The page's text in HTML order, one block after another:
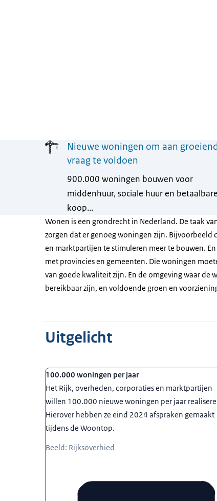
Nieuwe woningen om aan
vraag te voldoen
900.000 woningen bouwen voor
middenhuur, sociale huur en betaalbare
koop...
Wonen is een grondrecht in Nederland. De taak
zorgen dat er genoeg woningen zijn.
en marktpartijen te stimuleren meer te bouwen.
met provincies en gemeenten. Die woningen
van goede kwaliteit zijn. En de omgeving waar de
bereikbaar zijn, en voldoende groen en
Uitgelicht
100.000 woningen per jaar
Het Rijk, overheden, corporaties en marktpartijen
willen 100.000 nieuwe woningen per jaar
Hierover hebben ze eind 2024 afspraken gemaakt
tijdens de Woontop.
Beeld: Rijksoverhied